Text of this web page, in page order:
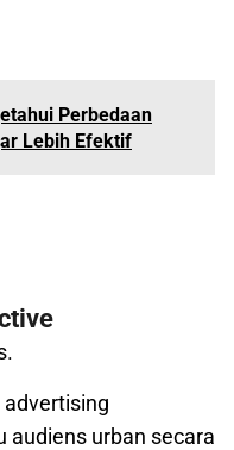
Perbedaan
Lebih Efektif
audiens urban secara